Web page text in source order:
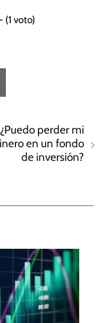
(1 voto)
¿Puedo perder mi
en un fondo
de inversión?